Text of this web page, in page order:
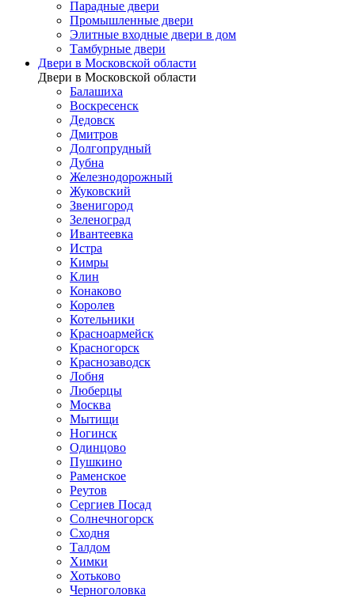
Парадные двери
Промышленные двери
Элитные входные двери в дом
Тамбурные двери
Двери в Московской области
Двери в Московской области
Балашиха
Воскресенск
Дедовск
Дмитров
Долгопрудный
Дубна
Железнодорожный
Жуковский
Звенигород
Зеленоград
Ивантеевка
Истра
Кимры
Клин
Конаково
Королев
Котельники
Красноармейск
Красногорск
Краснозаводск
Лобня
Люберцы
Москва
Мытищи
Ногинск
Одинцово
Пушкино
Раменское
Реутов
Сергиев Посад
Солнечногорск
Сходня
Талдом
Химки
Хотьково
Черноголовка